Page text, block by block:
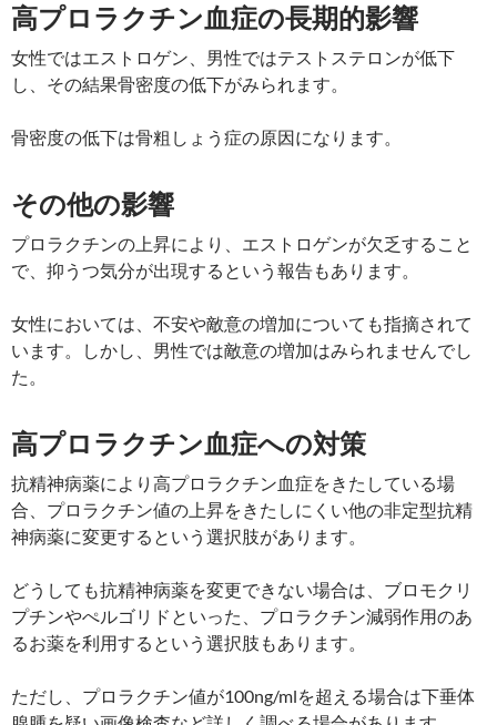
高プロラクチン血症の長期的影響
女性ではエストロゲン、男性ではテストステロンが低下
し、その結果骨密度の低下がみられます。
骨密度の低下は骨粗しょう症の原因になります。
その他の影響
プロラクチンの上昇により、エストロゲンが欠乏すること
で、抑うつ気分が出現するという報告もあります。
女性においては、不安や敵意の増加についても指摘されて
います。しかし、男性では敵意の増加はみられませんでし
た。
高プロラクチン血症への対策
抗精神病薬により高プロラクチン血症をきたしている場
合、プロラクチン値の上昇をきたしにくい他の非定型抗精
神病薬に変更するという選択肢があります。
どうしても抗精神病薬を変更できない場合は、ブロモクリ
プチンやぺルゴリドといった、プロラクチン減弱作用のあ
るお薬を利用するという選択肢もあります。
ただし、プロラクチン値が100ng/mlを超える場合は下垂体